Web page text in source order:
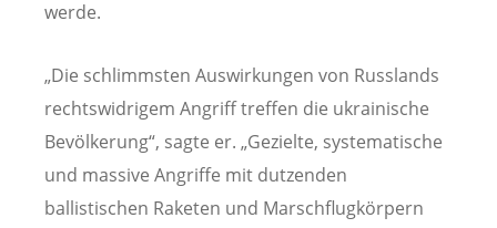
werde.
„Die schlimmsten Auswirkungen von Russlands
rechtswidrigem Angriff treffen die ukrainische
Bevölkerung“, sagte er. „Gezielte, systematische
und massive Angriffe mit dutzenden
ballistischen Raketen und Marschflugkörpern